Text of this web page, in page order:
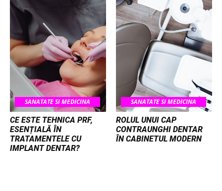
SANATATE SI MEDICINA
CE ESTE TEHNICA PRF,
ESENȚIALĂ ÎN
TRATAMENTELE CU
IMPLANT DENTAR?
SANATATE SI MEDICINA
ROLUL UNUI CAP
CONTRAUNGHI DENTAR
ÎN CABINETUL MODERN